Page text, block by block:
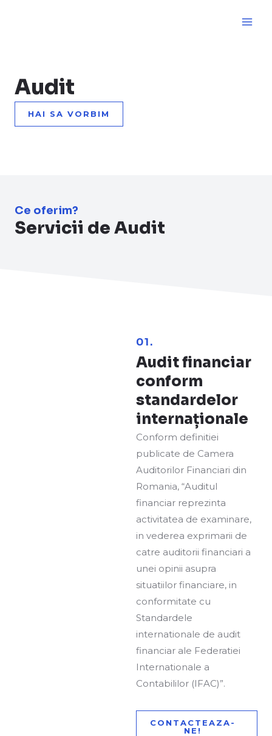
Audit
HAI SA VORBIM
Ce oferim?
Servicii de Audit
01.
Audit financiar
conform
standardelor
internaționale
Conform definitiei
publicate de Camera
Auditorilor Financiari din
Romania, “Auditul
financiar reprezinta
activitatea de examinare,
in vederea exprimarii de
catre auditorii financiari a
unei opinii asupra
situatiilor financiare, in
conformitate cu
Standardele
internationale de audit
financiar ale Federatiei
Internationale a
Contabililor (IFAC)”.
CONTACTEAZA-
NE!